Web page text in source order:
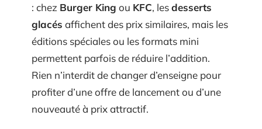
: chez Burger King ou KFC, lesdesserts
glacés affichent des prix similaires, mais les
éditions spéciales ou les formats mini
permettent parfois de réduire l’addition.
Rien n’interdit de changer d’enseigne pour
profiter d’une offre de lancement ou d’une
nouveauté à prix attractif.